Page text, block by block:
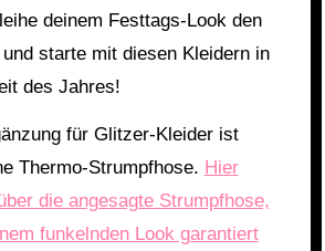
deinem Festtags-Look den
starte mit diesen Kleidern in
des Jahres!
für Glitzer-Kleider ist
Thermo-Strumpfhose. Hier
die angesagte Strumpfhose,
funkelnden Look garantiert